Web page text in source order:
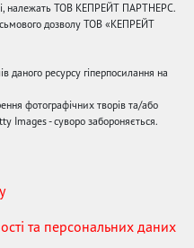
належать ТОВ КЕПРЕЙТ ПАРТНЕРС.
дозволу ТОВ «КЕПРЕЙТ
даного ресурсу гіперпосилання на
фотографічних творів та/або
Images - суворо забороняється.
та персональних даних